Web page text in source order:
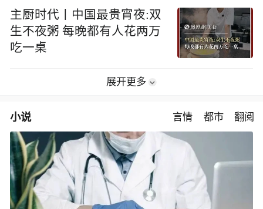
主厨时代丨中国最贵宵夜:双
生不夜粥 每晚都有人花两万
吃一桌
展开更多
小说 言情 都市 翻阅